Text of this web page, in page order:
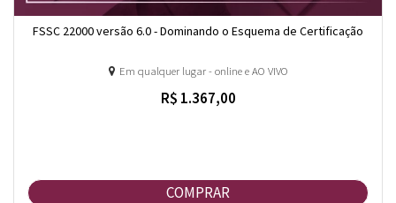
FSSC 22000 versão 6.0 - Dominando o Esquema de Certificação
Em qualquer lugar - online e AO VIVO
R$ 1.367,00
COMPRAR